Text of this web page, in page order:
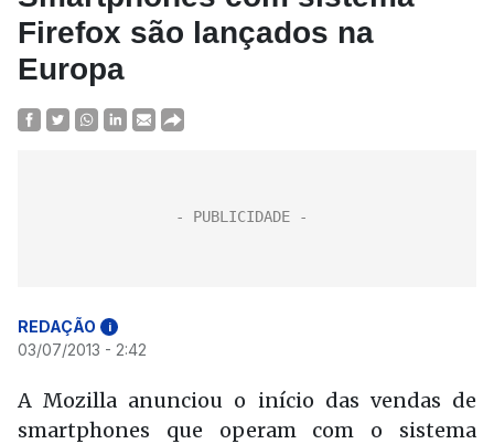
Firefox são lançados na
Europa
REDAÇÃO i
03/07/2013 - 2:42
A Mozilla anunciou o início das vendas de
smartphones que operam com o sistema